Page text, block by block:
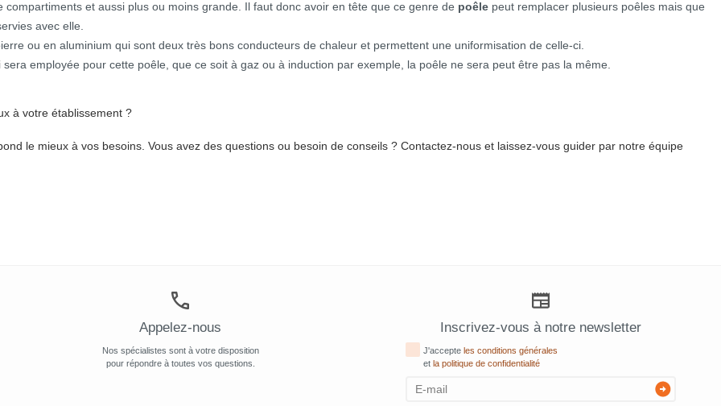
compartiments et aussi plus ou moins grande. Il faut donc avoir en tête que ce genre de poêle peut remplacer plusieurs poêles mais que
avec elle.
ou en aluminium qui sont deux très bons conducteurs de chaleur et permettent une uniformisation de celle-ci.
employée pour cette poêle, que ce soit à gaz ou à induction par exemple, la poêle ne sera peut être pas la même.
à votre établissement ?
le mieux à vos besoins. Vous avez des questions ou besoin de conseils ? Contactez-nous et laissez-vous guider par notre équipe
Appelez-nous
Nos spécialistes sont à votre disposition
pour répondre à toutes vos questions.
Inscrivez-vous à notre newsletter
J'accepteles conditions générales
etla politique de confidentialité